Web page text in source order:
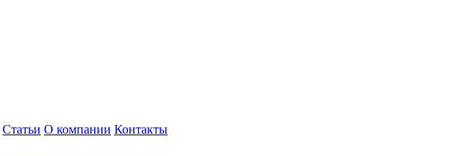
Статьи О компании Контакты